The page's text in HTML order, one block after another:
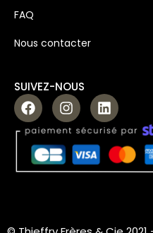
FAQ
Nous contacter
SUIVEZ-NOUS